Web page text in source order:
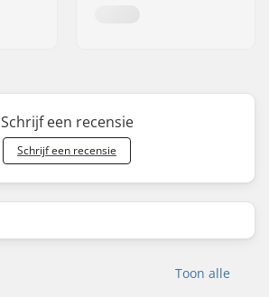
Schrijf een recensie
Schrijf een recensie
Toon alle